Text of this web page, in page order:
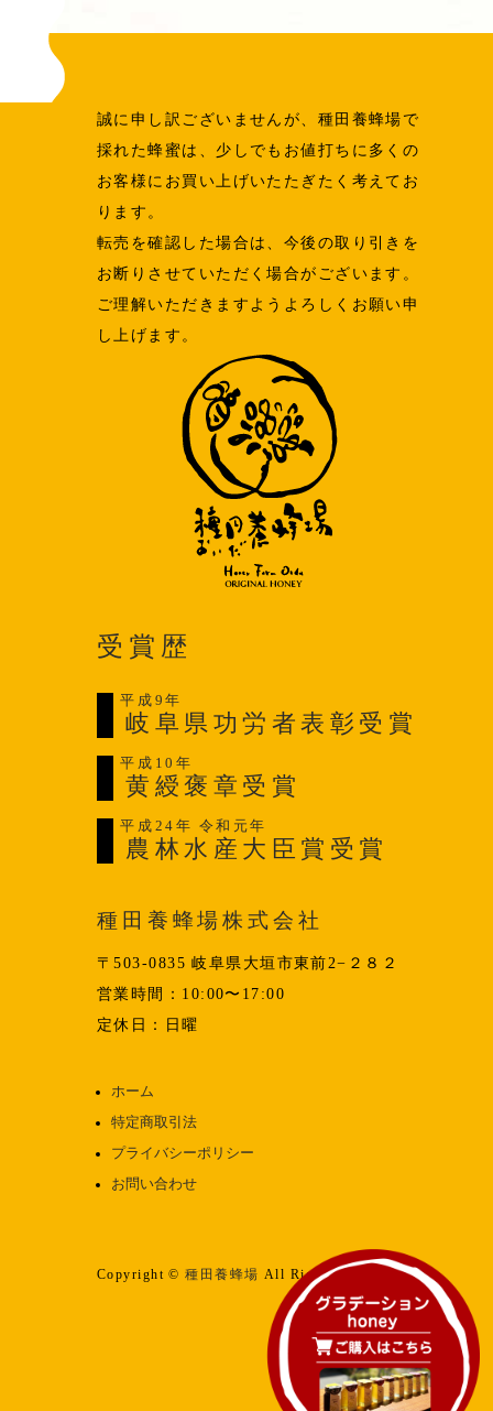
誠に申し訳ございませんが、種田養蜂場で
採れた蜂蜜は、少しでもお値打ちに多くの
お客様にお買い上げいたたぎたく考えてお
ります。
転売を確認した場合は、今後の取り引きを
お断りさせていただく場合がございます。
ご理解いただきますようよろしくお願い申
し上げます。
受賞歴
平成9年
岐阜県功労者表彰受賞
平成10年
黄綬褒章受賞
平成24年 令和元年
農林水産大臣賞受賞
種田養蜂場株式会社
〒503-0835 岐阜県大垣市東前2−２８２
営業時間：10:00〜17:00
定休日：日曜
ホーム
特定商取引法
プライバシーポリシー
お問い合わせ
Copyright ©種田養蜂場 All Rights reserved.